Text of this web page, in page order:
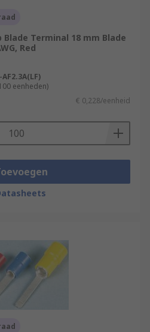
Blade Terminal 18 mm Blade
Red
AF2.3A(LF)
eenheden)
€ 0,228/eenheid